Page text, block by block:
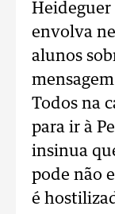
Heideguer
envolva
alunos
Todos na
para ir à
insinua
pode não
é